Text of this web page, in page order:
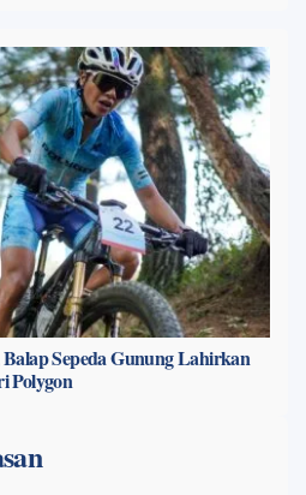
Balap Sepeda Gunung Lahirkan
Polygon